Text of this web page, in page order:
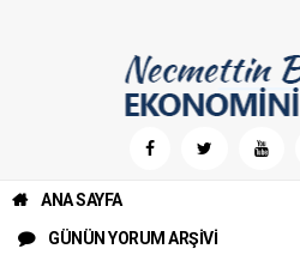
ANA SAYFA
GÜNÜN YORUM ARŞİVİ